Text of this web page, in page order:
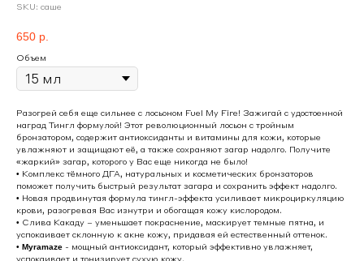
SKU: саше
650 р.
Объем
Разогрей себя еще сильнее с лосьоном Fuel My Fire! Зажигай с удостоенной
наград Тингл формулой! Этот революционный лосьон с тройным
бронзатором, содержит антиоксиданты и витамины для кожи, которые
увлажняют и защищают её, а также сохраняют загар надолго. Получите
«жаркий» загар, которого у Вас еще никогда не было!
• Комплекс тёмного ДГА, натуральных и косметических бронзаторов
поможет получить быстрый результат загара и сохранить эффект надолго.
• Новая продвинутая формула тингл-эффекта усиливает микроциркуляцию
крови, разогревая Вас изнутри и обогащая кожу кислородом.
• Слива Какаду – уменьшает покраснение, маскирует темные пятна, и
успокаивает склонную к акне кожу, придавая ей естественный оттенок.
• Myramaze - мощный антиоксидант, который эффективно увлажняет,
успокаивает и тонизирует сухую кожу.